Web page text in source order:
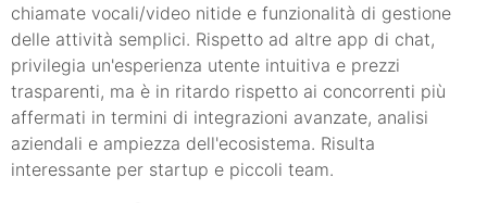
chiamate vocali/video nitide e funzionalità di gestione
delle attività semplici. Rispetto ad altre app di chat,
privilegia un'esperienza utente intuitiva e prezzi
trasparenti, ma è in ritardo rispetto ai concorrenti più
affermati in termini di integrazioni avanzate, analisi
aziendali e ampiezza dell'ecosistema. Risulta
interessante per startup e piccoli team.